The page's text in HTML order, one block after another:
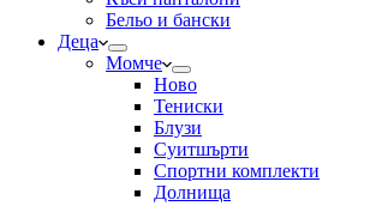
Бельо и бански
Деца
Момче
Ново
Тениски
Блузи
Суитшърти
Спортни комплекти
Долнища